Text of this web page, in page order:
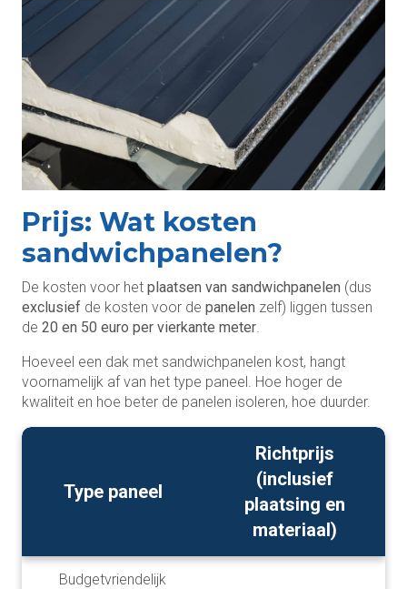
Prijs: Wat kosten
sandwichpanelen?
De kosten voor het plaatsen van sandwichpanelen (dus
exclusief de kosten voor de panelen zelf) liggen tussen
de 20 en 50 euro per vierkante meter
Hoeveel een dak met sandwichpanelen kost, hangt
voornamelijk af van het type paneel. Hoe hoger de
kwaliteit en hoe beter de panelen isoleren, hoe duurder.
Type paneel
Richtprijs
(inclusief
plaatsing en
materiaal)
Budgetvriendelijk